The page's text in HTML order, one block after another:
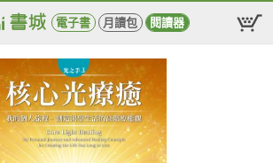
電子書 月讀包 閱讀器